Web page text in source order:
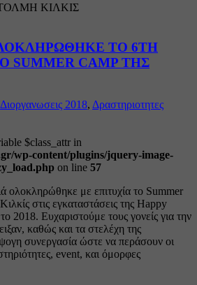
ΚΙΛΚΙΣ
ΤΟ 6TH
CAMP ΤΗΣ
Διοργανωσεις 2018, Δραστηριοτητες
$class_attr in
wp-content/plugins/jquery-image-
on line 57
ολοκληρώθηκε με επιτυχία το Summer
στις εγκαταστάσεις της Happy
2018. Ευχαριστούμε τους γονείς για την
καθώς και τα στελέχη της
συνεργασία ώστε να περάσουν οι
event, και όμορφες